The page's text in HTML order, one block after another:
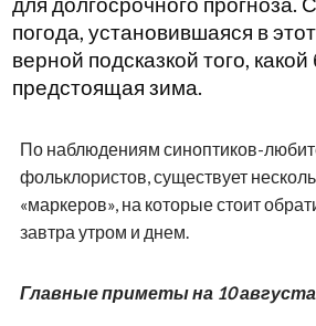
погода, установившаяся в
верной подсказкой того, какой
предстоящая зима.
По наблюдениям синоптиков-
фольклористов, существует
«маркеров», на которые стоит
завтра утром и днем.
Главные приметы на 10 августа